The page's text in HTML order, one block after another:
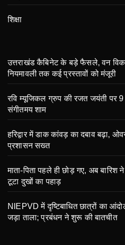
शिक्षा
उत्तराखंड कैबिनेट के बड़े फैसले, वन
नियमावली तक कई प्रस्तावों को मंजूरी
रवि म्यूजिकल ग्रुप की रजत जयंती पर
संगीतमय शाम
हरिद्वार में डाक कांवड़ का दबाव बढ़ा,
प्रशासन सख्त
माता-पिता पहले ही छोड़ गए, अब बारिश
टूटा दुखों का पहाड़
NIEPVD में दृष्टिबाधित छात्रों का
जड़ा ताला; प्रबंधन ने शुरू की बातचीत